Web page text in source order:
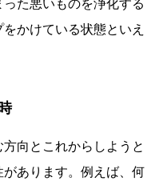
た悪いものを浄化する
かけている状態といえ
向とこれからしようと
あります。例えば、何